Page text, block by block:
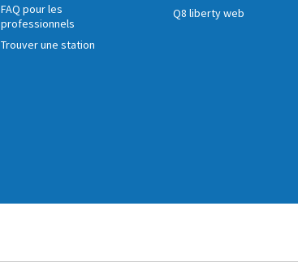
FAQ pour les
professionnels
Trouver une station
Q8 liberty web